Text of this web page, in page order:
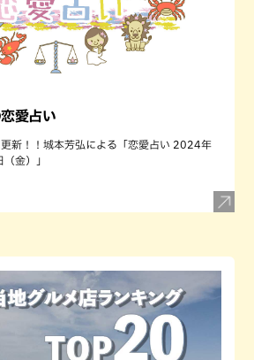
愛占い
新！！城本芳弘による「恋愛占い 2024年
金）」